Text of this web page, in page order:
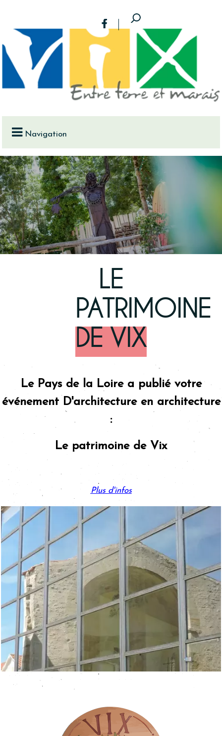
Navigation
LE
PATRIMOINE
DE VIX
Le Pays de la Loire a publié votre
événement D'architecture en architecture
:
Le patrimoine de Vix
Plus d'infos